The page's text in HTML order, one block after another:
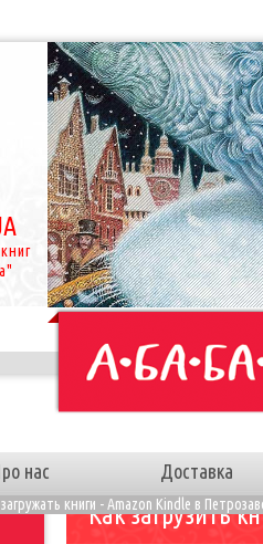
нас Доставка
книги - Amazon Kindle в
Как загрузить